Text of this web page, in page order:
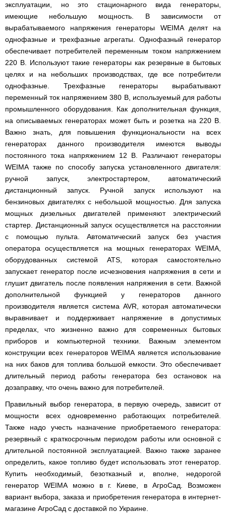
эксплуатации, но это стационарного вида генераторы,
имеющие небольшую мощность. В зависимости от
вырабатываемого напряжения генераторы WEIMA делят на
однофазные и трехфазные агрегаты. Однофазный генератор
обеспечивает потребителей переменным током напряжением
220 В. Используют такие генераторы как резервные в бытовых
целях и на небольших производствах, где все потребители
однофазные. Трехфазные генераторы вырабатывают
переменный ток напряжением 380 В, используемый для работы
промышленного оборудования. Как дополнительная функция,
на описываемых генераторах может быть и розетка на 220 В.
Важно знать, для повышения функциональности на всех
генераторах данного производителя имеются выводы
постоянного тока напряжением 12 В. Различают генераторы
WEIMA также по способу запуска установленного двигателя:
ручной запуск, электростартером, автоматический
дистанционный запуск. Ручной запуск используют на
бензиновых двигателях с небольшой мощностью. Для запуска
мощных дизельных двигателей применяют электрический
стартер. Дистанционный запуск осуществляется на расстоянии
с помощью пульта. Автоматический запуск без участия
оператора осуществляется на мощных генераторах WEIMA,
оборудованных системой ATS, которая самостоятельно
запускает генератор после исчезновения напряжения в сети и
глушит двигатель после появления напряжения в сети. Важной
дополнительной функцией у генераторов данного
производителя является система AVR, которая автоматически
выравнивает и поддерживает напряжение в допустимых
пределах, что жизненно важно для современных бытовых
приборов и компьютерной техники. Важным элементом
конструкции всех генераторов WEIMA является использование
на них баков для топлива большой емкости. Это обеспечивает
длительный период работы генератора без остановок на
дозаправку, что очень важно для потребителей.
Правильный выбор генератора, в первую очередь, зависит от
мощности всех одновременно работающих потребителей.
Также надо учесть назначение приобретаемого генератора:
резервный с краткосрочным периодом работы или основной с
длительной постоянной эксплуатацией. Важно также заранее
определить, какое топливо будет использовать этот генератор.
Купить необходимый, безотказный и, вполне, недорогой
генератор WEIMA можно в г. Киеве, в АгроСад. Возможен
вариант выбора, заказа и приобретения генератора в интернет-
магазине АгроСад с доставкой по Украине.